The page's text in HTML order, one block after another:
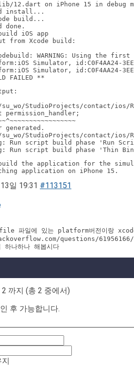
12.dart on iPhone 15 in debug
install...
build...
done.
iOS app
from Xcode build:
WARNING: Using the first
Simulator, id:C0F4AA24-
Simulator, id:C0F4AA24-
FAILED **
StudioProjects/contact/
permission_handler;
generated.
StudioProjects/contact/
Run script build phase 'Run
Run script build phase 'Thin
the application for the
일 19:31 #113151
파일에 있는 platform버전이랑 xcode
questions/
하나하나 해봅시다
까지 (총 2 중에서)
후 가능합니다.